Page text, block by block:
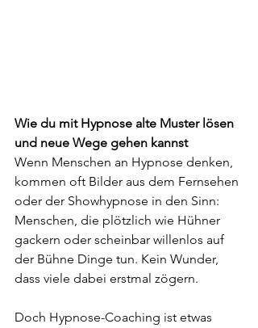
Wie du mit Hypnose alte Muster lösen
und neue Wege gehen kannst
Wenn Menschen an Hypnose denken,
kommen oft Bilder aus dem Fernsehen
oder der Showhypnose in den Sinn:
Menschen, die plötzlich wie Hühner
gackern oder scheinbar willenlos auf
der Bühne Dinge tun. Kein Wunder,
dass viele dabei erstmal zögern.
Doch Hypnose-Coaching ist etwas